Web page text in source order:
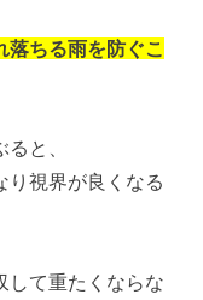
落ちる雨を防ぐこ
と、
り視界が良くなる
して重たくならな